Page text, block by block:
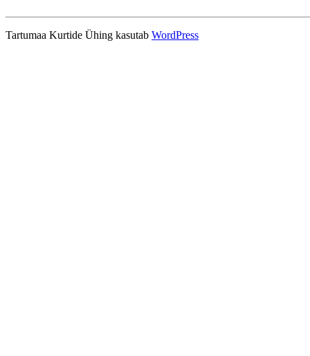
Tartumaa Kurtide Ühing kasutab WordPress